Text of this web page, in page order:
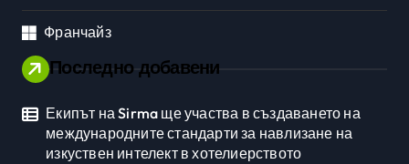
Франчайз
Последно добавени
Екипът на Sirma ще участва в създаването на
международните стандарти за навлизане на
изкуствен интелект в хотелиерството